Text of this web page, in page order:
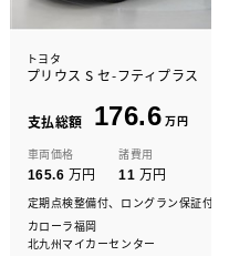
トヨタ
プリウス S セ-フティプラス
支払総額 176.6 万円
車両価格
165.6 万円
諸費用
11 万円
定期点検整備付、ロングラン保証付
カローラ福岡
北九州マイカーセンター